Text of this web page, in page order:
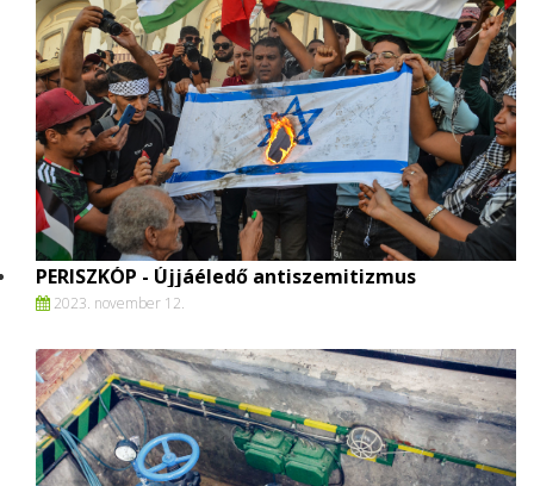
PERISZKÓP - Újjáéledő antiszemitizmus
2023. november 12.